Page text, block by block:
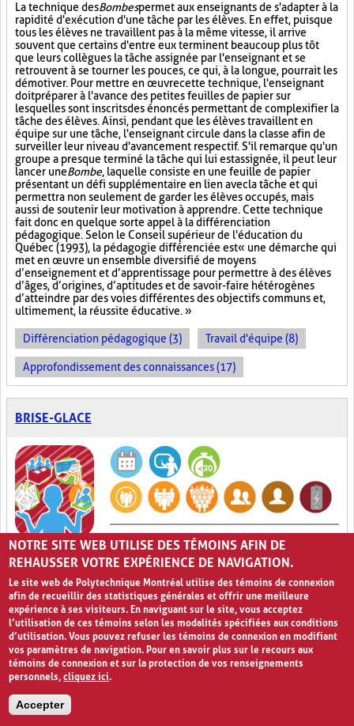
La technique desBombespermet aux enseignants de s'adapter à la
rapidité d'exécution d'une tâche par les élèves. En effet, puisque
tous les élèves ne travaillent pas à la même vitesse, il arrive
souvent que certains d'entre eux terminent beaucoup plus tôt
que leurs collègues la tâche assignée par l'enseignant et se
retrouvent à se tourner les pouces, ce qui, à la longue, pourrait les
démotiver. Pour mettre en œuvre cette technique, l'enseignant
doit préparer à l'avance des petites feuilles de papier sur
lesquelles sont inscrits des énoncés permettant de complexifier la
tâche des élèves. Ainsi, pendant que les élèves travaillent en
équipe sur une tâche, l'enseignant circule dans la classe afin de
surveiller leur niveau d'avancement respectif. S'il remarque qu'un
groupe a presque terminé la tâche qui lui est assignée, il peut leur
lancer uneBombe, laquelle consiste en une feuille de papier
présentant un défi supplémentaire en lien avec la tâche et qui
permettra non seulement de garder les élèves occupés, mais
aussi de soutenir leur motivation à apprendre. Cette technique
fait donc en quelque sorte appel à la différenciation
pédagogique. Selon le Conseil supérieur de l'éducation du
Québec (1993), la pédagogie différenciée est « une démarche qui
met en œuvre un ensemble diversifié de moyens
d’enseignement et d’apprentissage pour permettre à des élèves
d’âges, d’origines, d’aptitudes et de savoir-faire hétérogènes
d’atteindre par des voies différentes des objectifs communs et,
ultimement, la réussite éducative. »
Différenciation pédagogique (3) Travail d'équipe (8)
Approfondissement des connaissances (17)
BRISE-GLACE
0 Faire les premiers pas
L'activitéBrise-glaceest généralement utilisée en début de leçon
dans le but de capter l'attention des élèves, de leur donner un
aperçu du contenu qui sera enseigné et de créer une atmosphère
de groupe positive. Cette activité peut également permettre
d'établir un lien entre les élèves et favoriser un environnement
d'apprentissage sécurisant, ce qui contribue généralement à
l'amélioration de la participation des élèves et à l'accroissement
de leur persévérance. De plus, leBrise-glacepeut servir à activer
les connaissances antérieures des élèves et peut prendre plusieurs
formes, mais est généralement de courte durée et, bien souvent,
fait appel à l'humour. Ainsi, afin d'amorcer son cours, un
NOTRE SITE WEB UTILISE DES TÉMOINS AFIN DE
REHAUSSER VOTRE EXPÉRIENCE DE NAVIGATION.
Le site web de Polytechnique Montréal utilise des témoins de connexion
afin de recueillir des statistiques générales et offrir une meilleure
expérience à ses visiteurs. En naviguant sur le site, vous acceptez
l’utilisation de ces témoins selon les modalités spécifiées aux conditions
d’utilisation. Vous pouvez refuser les témoins de connexion en modifiant
vos paramètres de navigation. Pour en savoir plus sur le recours aux
témoins de connexion et sur la protection de vos renseignements
personnels,cliquez ici.
Accepter